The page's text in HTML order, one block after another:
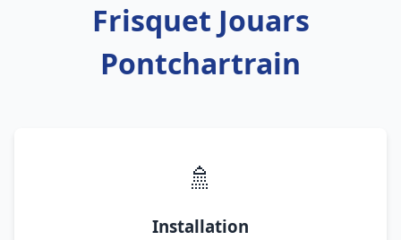
Frisquet Jouars
Pontchartrain
🚿
Installation